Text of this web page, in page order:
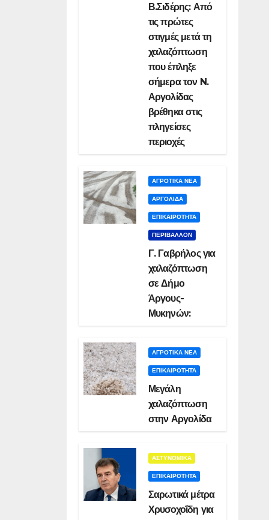
Β.Σιδέρης: Από
τις πρώτες
στιγμές μετά τη
χαλαζόπτωση
που έπληξε
σήμερα τον N.
Αργολίδας
βρέθηκα στις
πληγείσες
περιοχές
ΑΓΡΟΤΙΚΑ ΝΕΑ
ΑΡΓΟΛΙΔΑ
ΕΠΙΚΑΙΡΟΤΗΤΑ
ΠΕΡΙΒΑΛΛΟΝ
Γ. Γαβρήλος για
χαλαζόπτωση
σε Δήμο
Άργους-
Μυκηνών:
ΑΓΡΟΤΙΚΑ ΝΕΑ
ΕΠΙΚΑΙΡΟΤΗΤΑ
Μεγάλη
χαλαζόπτωση
στην Αργολίδα
ΑΣΤΥΝΟΜΙΚΑ
ΕΠΙΚΑΙΡΟΤΗΤΑ
Σαρωτικά μέτρα
Χρυσοχοΐδη για